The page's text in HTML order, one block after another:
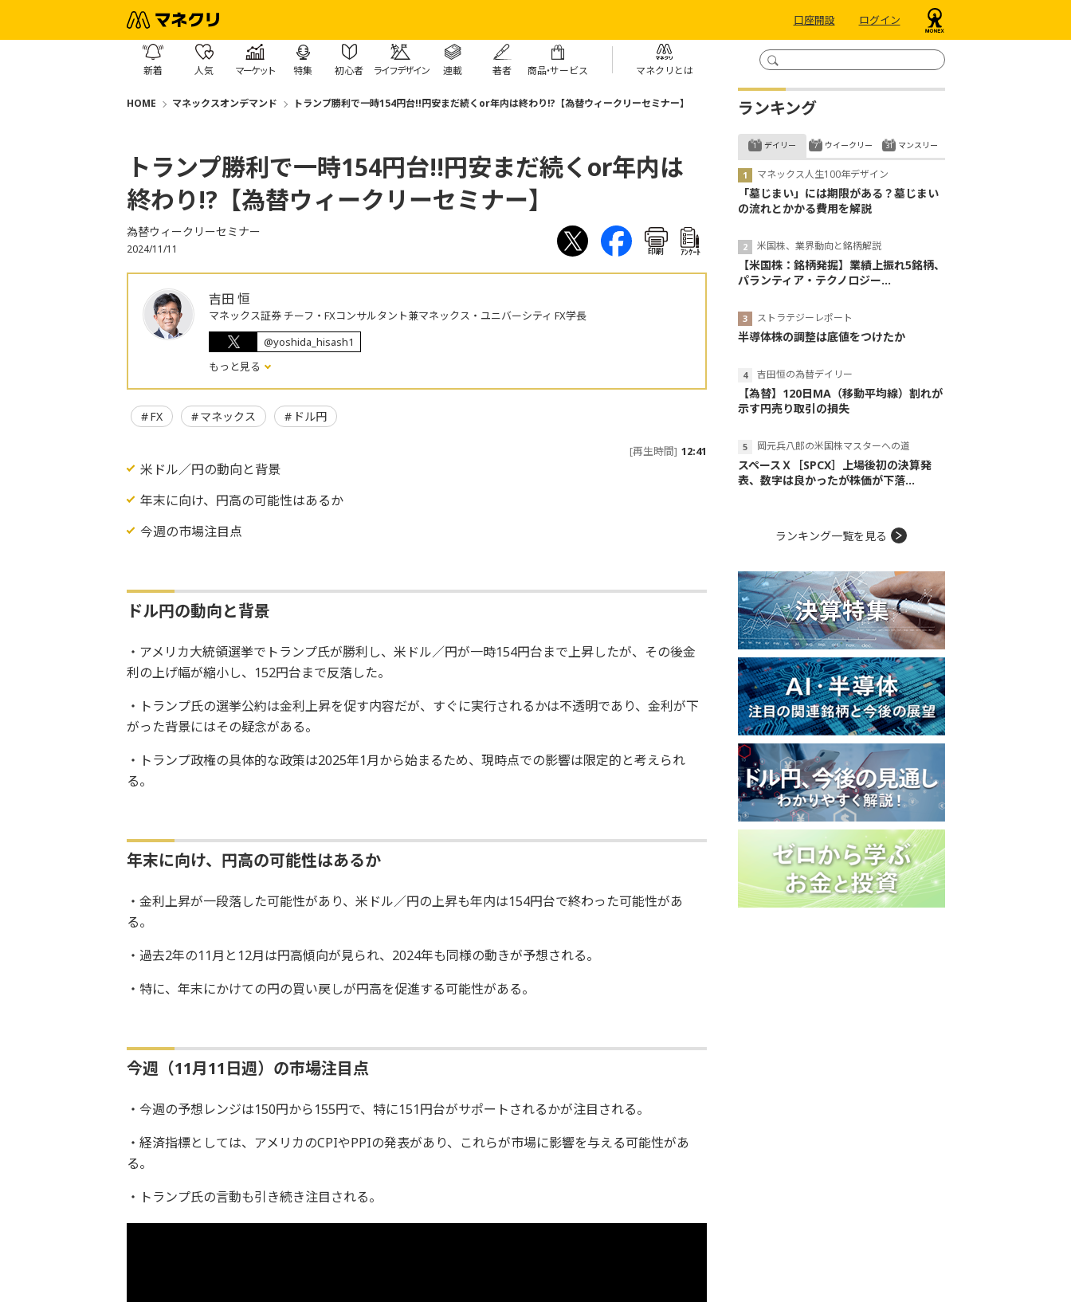
口座開設 ログイン
新着 人気 マーケット 特集 初心者 ライフデザイン 連載 著者 商品・サービス マネクリとは
HOME マネックスオンデマンド トランプ勝利で一時154円台!!円安まだ続くor年内は終わり!?【為替ウィークリーセミナー】
トランプ勝利で一時154円台!!円安まだ続くor年内は
終わり!?【為替ウィークリーセミナー】
為替ウィークリーセミナー
2024/11/11 印刷 ｱﾝｹｰﾄ
吉田 恒
マネックス証券 チーフ・FXコンサルタント兼マネックス・ユニバーシティ FX学長
@yoshida_hisash1
もっと見る
FX マネックス ドル円
[再生時間] 12:41
米ドル／円の動向と背景
年末に向け、円高の可能性はあるか
今週の市場注目点
ドル円の動向と背景
・アメリカ大統領選挙でトランプ氏が勝利し、米ドル／円が一時154円台まで上昇したが、その後金
利の上げ幅が縮小し、152円台まで反落した。
・トランプ氏の選挙公約は金利上昇を促す内容だが、すぐに実行されるかは不透明であり、金利が下
がった背景にはその疑念がある。
・トランプ政権の具体的な政策は2025年1月から始まるため、現時点での影響は限定的と考えられ
る。
年末に向け、円高の可能性はあるか
・金利上昇が一段落した可能性があり、米ドル／円の上昇も年内は154円台で終わった可能性があ
る。
・過去2年の11月と12月は円高傾向が見られ、2024年も同様の動きが予想される。
・特に、年末にかけての円の買い戻しが円高を促進する可能性がある。
今週（11月11日週）の市場注目点
・今週の予想レンジは150円から155円で、特に151円台がサポートされるかが注目される。
・経済指標としては、アメリカのCPIやPPIの発表があり、これらが市場に影響を与える可能性があ
る。
・トランプ氏の言動も引き続き注目される。
ランキング
デイリー
マネックス人生100年デザイン
「墓じまい」には期限がある？墓じまい
の流れとかかる費用を解説
米国株、業界動向と銘柄解説
【米国株：銘柄発掘】業績上振れ5銘柄、
パランティア・テクノロジー...
ストラテジーレポート
半導体株の調整は底値をつけたか
吉田恒の為替デイリー
【為替】120日MA（移動平均線）割れが
示す円売り取引の損失
岡元兵八郎の米国株マスターへの道
スペースＸ［SPCX］上場後初の決算発
表、数字は良かったが株価が下落...
ウイークリー マンスリー
ランキング一覧を見る